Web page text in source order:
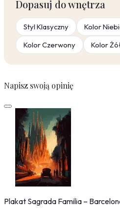
Dopasuj do wnętrza
Styl Klasyczny
Kolor
Kolor Czerwony
Kolor
Napisz swoją opinię
Plakat Sagrada Familia –